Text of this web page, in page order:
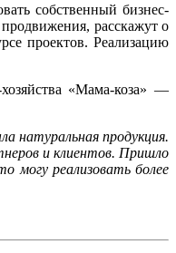
собственный бизнес-
расскажут о
проектов. Реализацию
«Мама-коза» —
натуральная продукция.
и клиентов. Пришло
могу реализовать более